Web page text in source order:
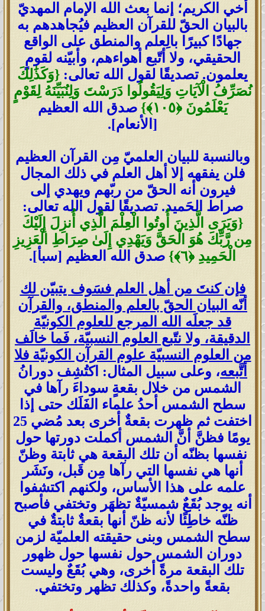
أخي الكريم؛ إنما بعث الله الإمام المهديّ
بالبيان الحقّ للقرآن العظيم فيُجاهدهم به
جهادًا كبيرًا بالِعلم والمنطق على الواقع
الحقيقي، ولا أتّبع أهواءهم، وأبيّنه لقومٍ
يعلمون. تصديقًا لقول الله تعالى: {وَكَذَٰلِكَ
نُصَرِّفُ الْآيَاتِ وَلِيَقُولُوا دَرَسْتَ وَلِنُبَيِّنَهُ لِقَوْمٍ
يَعْلَمُونَ ﴿١٠٥﴾}
صدق الله العظيم
[الأنعام].
وبالنسبة للبيان العلميّ مِن القرآن العظيم
فلن يفقهه إلا أهل العلم في ذلك المجال
فيرون أنه الحقّ من ربّهم ويهدي إلى
صراط الحَميد. تصديقًا لقول الله تعالى:
{وَيَرَى الَّذِينَ أُوتُوا الْعِلْمَ الَّذِي أُنزِلَ إِلَيْكَ
مِن رَّبِّكَ هُوَ الْحَقَّ وَيَهْدِي إِلَىٰ صِرَاطِ الْعَزِيزِ
الْحَمِيدِ ﴿٦﴾}
صدق الله العظيم [سبأ].
فإن كنتَ من أهل العلم فسَوف يتبيّن لك
أنّه البيان الحقّ بالعلم والمنطق، والقرآن
قد جعلَه الله المرجع للعلوم الكونيّة
الدقيقة، ولا نتّبع العلوم النسبيّة، فَما خالَف
من العلوم النسبيّة علوم القرآن الكونيّة فلا
أتَّبعه، وعلى سبيل المثال: اكتُشِف دورانُ
الشمس من خلال بقعةٍ سوداءَ رآها في
سطح الشمس أحدُ علماء الفَلَك حتى إذا
اختفت ثم ظهرت بقعةٌ أخرى بعد مُضي 25
يومًا فظنَّ أنَّ الشمس أكملت دورتها حول
نفسها بظنّه أن تلك البقعة هي ثابتة وظنّ
أنها هي نفسها التي رآها مِن قَبل، ونَشَر
علمه على هذا الأساس، ولكنهم اكتشفوا
أنه يوجد بُقَعٌ شمسيّةٌ تظهَر وتختفي فأصبح
ظنّه خاطِئًا لأنه ظنّ أنها بقعةٌ ثابتةٌ في
سطح الشمس وبنى حقيقته العلميّة لزمن
دوران الشمس حول نفسها حول ظهور
تلك البقعة مرةً أخرى، وهي بُقَعٌ وليست
بقعةً واحدةً، وكذلك تظهر وتختفي.